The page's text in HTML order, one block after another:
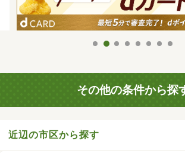
その他の条件から探
近辺の市区から探す